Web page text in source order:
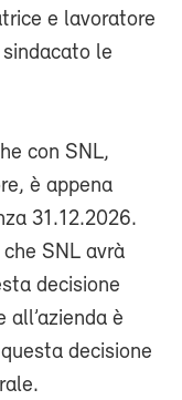
e lavoratore
le
con SNL,
è appena
31.12.2026.
SNL avrà
decisione
è
decisione